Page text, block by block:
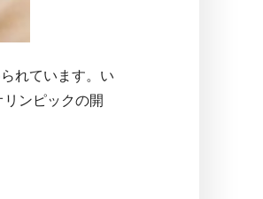
れています。い
ンピックの開